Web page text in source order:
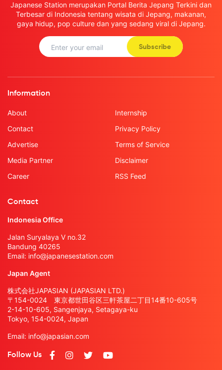
Japanese Station merupakan Portal Berita Jepang Terkini dan
Terbesar di Indonesia tentang wisata di Jepang, makanan,
gaya hidup, pop culture dan yang sedang viral di Jepang.
Subscribe
Information
About
Contact
Advertise
Media Partner
Career
Internship
Privacy Policy
Terms of Service
Disclaimer
RSS Feed
Contact
Indonesia Office
Jalan Suryalaya V no.32
Bandung 40265
Email: info@japanesestation.com
Japan Agent
株式会社JAPASIAN (JAPASIAN LTD.)
〒154-0024 東京都世田谷区三軒茶屋二丁目14番10-605号
2-14-10-605, Sangenjaya, Setagaya-ku
Tokyo, 154-0024, Japan
Email: info@japasian.com
Follow Us